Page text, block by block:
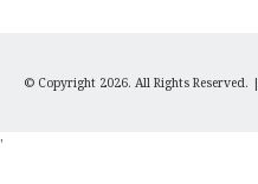
© Copyright 2026. All Rights Reserved. |
'